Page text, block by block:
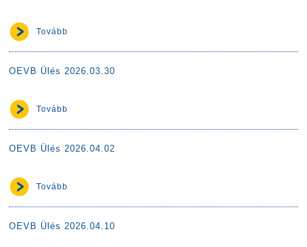
Tovább
OEVB Ülés 2026.03.30
Tovább
OEVB Ülés 2026.04.02
Tovább
OEVB Ülés 2026.04.10